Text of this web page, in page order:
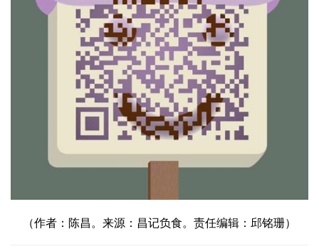
（作者： 陈昌。来源：昌记负食。责任编辑：邱铭珊）